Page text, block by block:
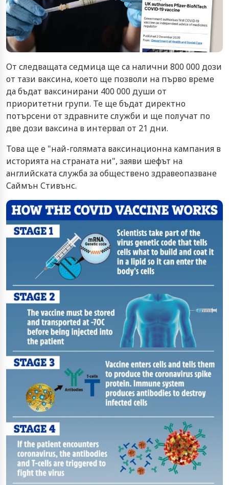
От следващата седмица ще са налични 800 000 дози
от тази ваксина, което ще позволи на първо време
да бъдат ваксинирани 400 000 души от
приоритетни групи. Те ще бъдат директно
потърсени от здравните служби и ще получат по
две дози ваксина в интервал от 21 дни.
Това ще е "най-голямата ваксинационна кампания в
историята на страната ни", заяви шефът на
английската служба за обществено здравеопазване
Саймън Стивънс.